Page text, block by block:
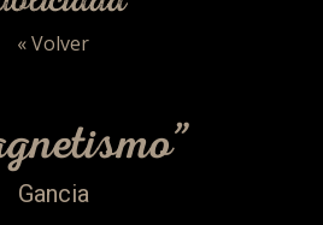
« Volver
Gancia